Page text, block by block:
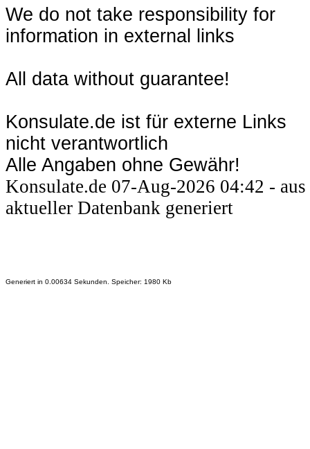
We do not take responsibility for
information in external links
All data without guarantee!
Konsulate.de ist für externe Links
nicht verantwortlich
Alle Angaben ohne Gewähr!
Konsulate.de 07-Aug-2026 04:42 - aus
aktueller Datenbank generiert
Generiert in 0.00634 Sekunden. Speicher: 1980 Kb